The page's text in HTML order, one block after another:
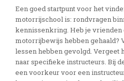
Een goed startpunt voor het
motorrijschool is: rondvragen
kennissenkring. Heb je vrienden
motorrijbewijs hebben gehaald?
lessen hebben gevolgd. Vergeet
naar specifieke instructeurs. Bij
een voorkeur voor een